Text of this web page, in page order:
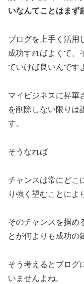
いなんてことはまず
ブログを上手く活用
成功すればよくて、
ていけば良いんです
マイビジネスに昇華
を削除しない限りは
す。
そうなれば
チャンスは常にどこ
り強く望むことによ
そのチャンスを掴め
とが何よりも成功の
そう考えるとブログ
いませんよね。